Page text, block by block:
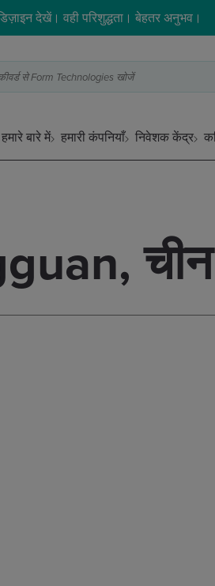
देखें। वही परिशुद्धता। बेहतर अनुभव।
कीवर्ड से Form Technologies खोजें
हमारे बारे में हमारी कंपनियाँ निवेशक केंद्र
चीन